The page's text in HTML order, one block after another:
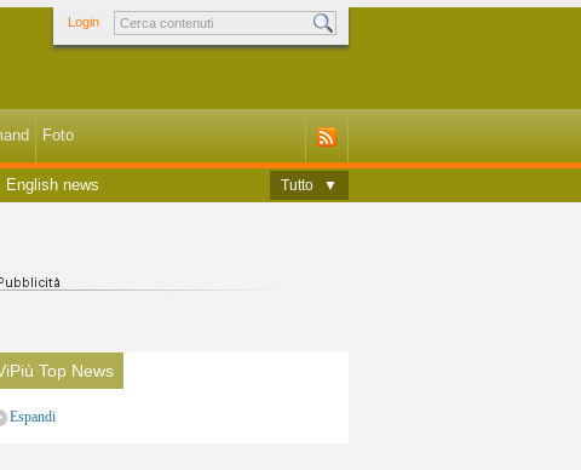
Login
Foto
English news Tutto ▼
Top News
Espandi